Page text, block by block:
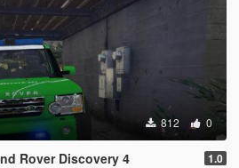
812 0
Rover Discovery 4 1.0